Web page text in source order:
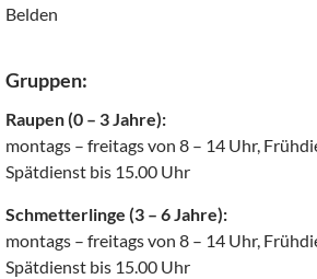
Belden
Gruppen:
Raupen (0 – 3 Jahre):
montags – freitags von 8 – 14 Uhr,
Spätdienst bis 15.00 Uhr
Schmetterlinge (3 – 6 Jahre):
montags – freitags von 8 – 14 Uhr,
Spätdienst bis 15.00 Uhr